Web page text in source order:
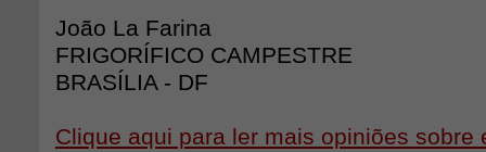
João La Farina
FRIGORÍFICO CAMPESTRE
BRASÍLIA - DF
Clique aqui para ler mais opiniões sobre